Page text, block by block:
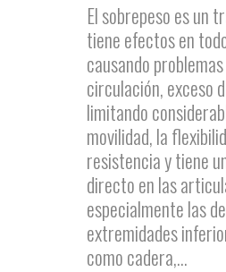
El sobrepeso es un
tiene efectos en
causando
circulación, exceso
limitando
movilidad, la
resistencia y tiene
directo en las
especialmente las
extremidades
como cadera,...